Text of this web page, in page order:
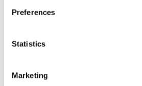
Preferences
Statistics
Marketing
Une stratégie de
thèmes
Grâce au gestionnaire de thèmes,